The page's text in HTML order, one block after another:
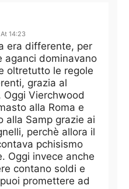
14:23
era differente, per
aganci dominavano
oltretutto le regole
grazia al
Oggi Vierchwood
alla Roma e
alla Samp grazie ai
perchè allora il
pchisismo
Oggi invece anche
contano soldi e
promettere ad